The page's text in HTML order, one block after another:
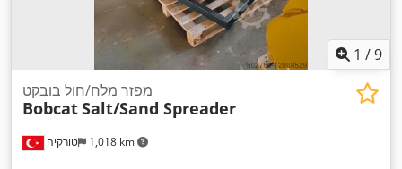
1 /9
טורקיה 1,018 km
מפזר מלח/חול בובקט
BobcatSalt/Sand Spreader